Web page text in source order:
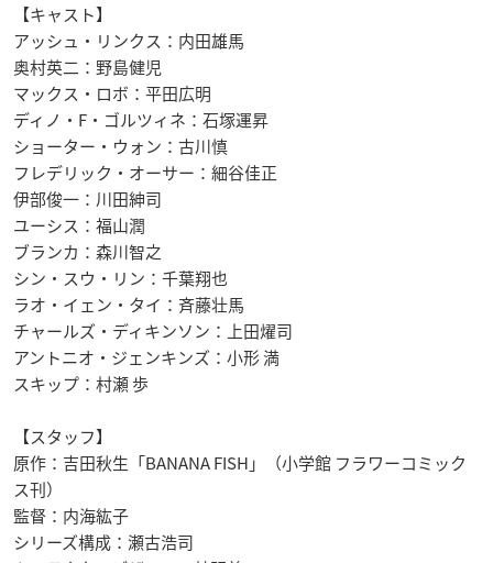
【キャスト】
アッシュ・リンクス：内田雄馬
奥村英二：野島健児
マックス・ロボ：平田広明
ディノ・F・ゴルツィネ：石塚運昇
ショーター・ウォン：古川慎
フレデリック・オーサー：細谷佳正
伊部俊一：川田紳司
ユーシス：福山潤
ブランカ：森川智之
シン・スウ・リン：千葉翔也
ラオ・イェン・タイ：斉藤壮馬
チャールズ・ディキンソン：上田燿司
アントニオ・ジェンキンズ：小形 満
スキップ：村瀬 歩
【スタッフ】
原作：吉田秋生「BANANA FISH」（小学館 フラワーコミック
ス刊）
監督：内海紘子
シリーズ構成：瀬古浩司